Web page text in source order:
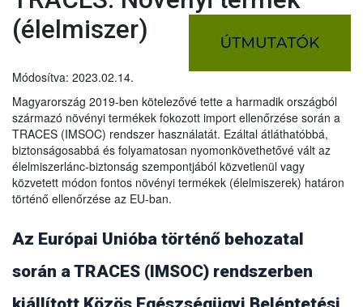
(élelmiszer)
Módosítva: 2023.02.14.
Magyarország 2019-ben kötelezővé tette a harmadik országból
származó növényi termékek fokozott import ellenőrzése során a
TRACES (IMSOC) rendszer használatát. Ezáltal átláthatóbbá,
biztonságosabbá és folyamatosan nyomonkövethetővé vált az
élelmiszerlánc-biztonság szempontjából közvetlenül vagy
közvetett módon fontos növényi termékek (élelmiszerek) határon
történő ellenőrzése az EU-ban.
Az Európai Unióba történő behozatal
során a TRACES (IMSOC) rendszerben